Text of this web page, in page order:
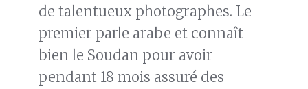
de talentueux photographes. Le
premier parle arabe et connaît
bien le Soudan pour avoir
pendant 18 mois assuré des